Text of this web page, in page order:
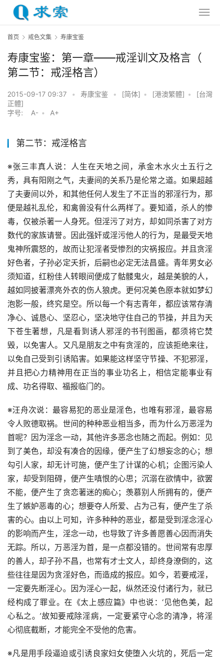
首页 戒色文集 寿康宝鉴
寿康宝鉴：第一章——戒淫训文及格言（
第二节：戒淫格言）
2015-09-17 09:37 • 寿康宝鉴 • [简体] • [港澳繁體] •
[台灣
正體]
字号:
A- • A+
第二节：戒淫格言
※张三丰真人说：人生在天地之间，承金木水火土五行之
秀，具有阳刚之气，夫妻间的关系乃是伦常之道。如果超越
了夫妻间以外，和其他任何人发生了不正当的邪淫行为，那
便是越礼乱伦，和禽兽没有什么两样了。要知道，杀人的惨
毒，仅被杀著一人身死。但淫污了对方，却如同杀害了对方
数代的家族请誉。因此强奸或淫污他人的行为，是最受天地
鬼神所震怒的，故而让犯淫者受惨烈的灾祸报应。并且贪淫
好色者，子孙必定夭折，后嗣也必定无法昌盛。青年男女必
须知道，红粉佳人转眼间便成了骷髅鬼火，越是美貌的人，
越如同披著漂亮外衣的伤人狼虎。更何况美色原本就如梦幻
泡影一般，终究是空。所以每一个有志青年，都应该常存清
净心、诚恳心、坚忍心，坚决地守住自己的节操，并且为天
下苍生著想，凡是看到诱人邪淫的书刊图画，都须将它焚
毁，以免害人。又凡是朋友之中有贪淫的，应该拒绝来往，
以免自己受到引诱陷害。如果能这样坚守节操、不犯邪淫，
并且把心力精神用在正当的事业功名上，相信定能事业有
成、功名得取、福报临门的。
※汪舟次说：最容易犯的恶业是淫色，也唯有邪淫，最容易
令人败德取祸。世间的种种恶业相当多，而为什么万恶淫为
首呢？因为淫念一动，其他许多恶念也随之而起。例如：见
到了美色，却没有凑合的因缘，便产生了幻想妄念的心；想
勾引人家，却无计可施，便产生了计谋的心机；企图污染人
家，却受到阻碍，便产生嗔恨的心思；沉溺在欲情中，欲罢
不能，便产生了贪恋著迷的痴心；羡慕别人所拥有的，便产
生了嫉妒恶毒的心；想要夺人所爱、占为己有，便产生了杀
害的心。由以上可知，许多种种的恶业，都是受到淫念淫心
的影响而产生，淫念一动，也导致了许多善愿善心因而消失
无踪。所以，万恶淫为首，是一点都没错的。世间常有忠厚
的善人，却子孙不昌，也常有才士文人，却终身潦倒的，这
些往往是因为贪淫好色，而造成的报应。如今，若要戒淫，
一定要先断淫心。因为淫心一起，纵然还没付诸行为，就已
经构成了罪业。在《太上感应篇》中也说：‘见他色美，起
心私之。’故知要戒除淫病，一定要紧守心念的清净，将淫
心彻底截断，才能完全不受他的危害。
※凡是用手段逼迫或引诱良家妇女使堕入火坑的，死后一定